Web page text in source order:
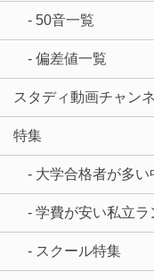
- 50音一覧
- 偏差値一覧
スタディ動画チャン
特集
- 大学合格者が多
- 学費が安い私立ラ
- スクール特集